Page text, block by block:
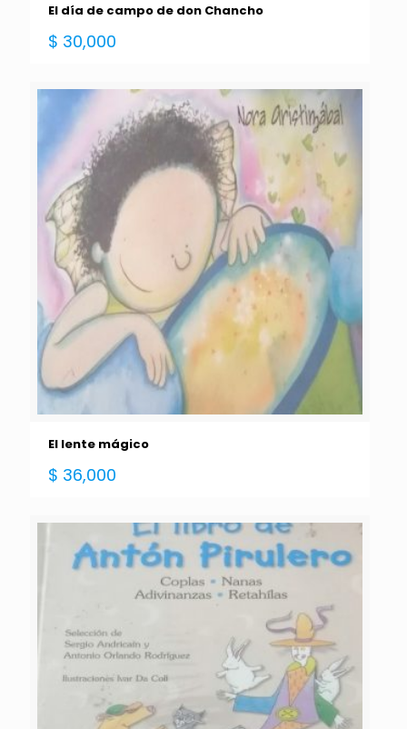
El día de campo de don Chancho
$ 30,000
El lente mágico
$ 36,000